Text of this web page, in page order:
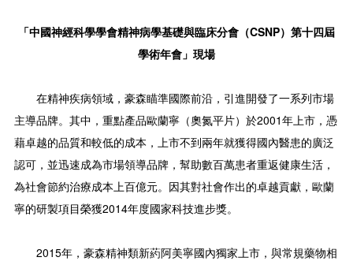
「中國神經科學學會精神病學基礎與臨床分會（CSNP）第十四屆
學術年會」現場
在精神疾病領域，豪森瞄準國際前沿，引進開發了一系列市場
主導品牌。其中，重點產品歐蘭寧（奧氮平片）於2001年上市，憑
藉卓越的品質和較低的成本，上市不到兩年就獲得國內醫患的廣泛
認可，並迅速成為市場領導品牌，幫助數百萬患者重返健康生活，
為社會節約治療成本上百億元。因其對社會作出的卓越貢獻，歐蘭
寧的研製項目榮獲2014年度國家科技進步獎。
2015年，豪森精神類新葯阿美寧國內獨家上市，與常規藥物相